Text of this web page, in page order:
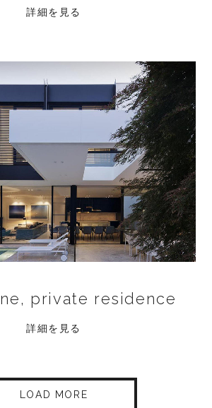
詳細を見る
private residence
詳細を見る
LOAD MORE